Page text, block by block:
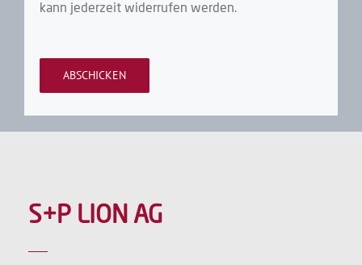
kann jeder­zeit wider­ru­fen werden.
S+P LION AG